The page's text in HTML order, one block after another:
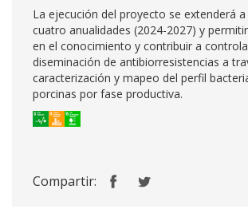
La ejecución del proyecto se extenderá
cuatro anualidades (2024-2027) y
en el conocimiento y contribuir a
diseminación de antibiorresistencias a
caracterización y mapeo del perfil
porcinas por fase productiva.
Compartir: